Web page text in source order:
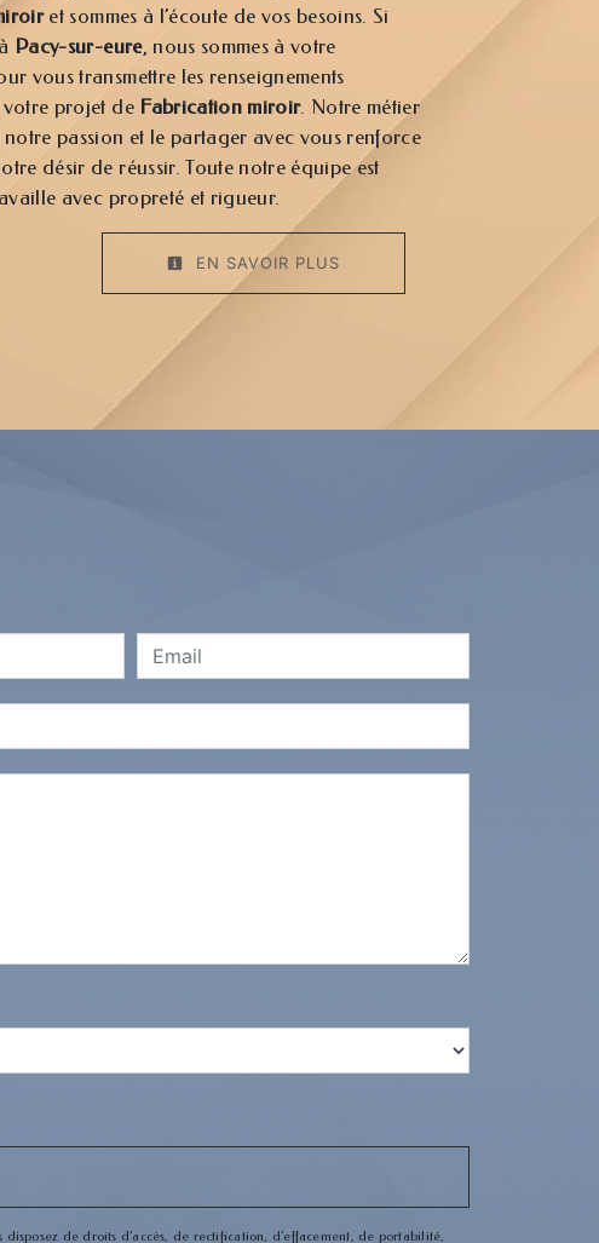
et sommes à l’écoute de vos besoins. Si
Pacy-sur-eure, nous sommes à votre
vous transmettre les renseignements
votre projet de Fabrication miroir. Notre métier
notre passion et le partager avec vous renforce
désir de réussir. Toute notre équipe est
avec propreté et rigueur.
EN SAVOIR PLUS
disposez de droits d’accès, de rectification, d’effacement, de portabilité,